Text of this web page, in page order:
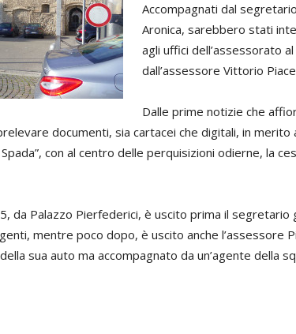
Accompagnati dal
Aronica, sarebbero stati
agli uffici dell’assessorato
dall’assessore Vittorio
Dalle prime notizie che
documenti, sia cartacei che digitali, in merito
con al centro delle perquisizioni odierne, la
da Palazzo Pierfederici, è uscito prima il segretario
mentre poco dopo, è uscito anche l’assessore
sua auto ma accompagnato da un’agente della